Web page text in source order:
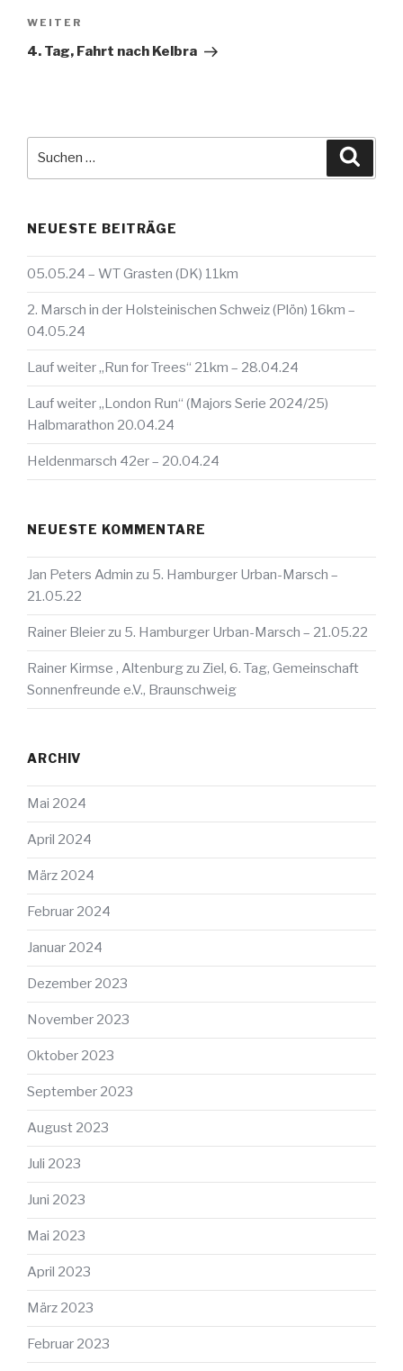
Nächster
Beitrag
WEITER
4. Tag, Fahrt nach Kelbra
NEUESTE BEITRÄGE
05.05.24 – WT Grasten (DK) 11km
2. Marsch in der Holsteinischen Schweiz (Plön) 16km –
04.05.24
Lauf weiter „Run for Trees“ 21km – 28.04.24
Lauf weiter „London Run“ (Majors Serie 2024/25)
Halbmarathon 20.04.24
Heldenmarsch 42er – 20.04.24
NEUESTE KOMMENTARE
Jan Peters Admin zu 5. Hamburger Urban-Marsch –
21.05.22
Rainer Bleierzu 5. Hamburger Urban-Marsch – 21.05.22
Rainer Kirmse , Altenburgzu Ziel, 6. Tag, Gemeinschaft
Sonnenfreunde e.V., Braunschweig
ARCHIV
Mai 2024
April 2024
März 2024
Februar 2024
Januar 2024
Dezember 2023
November 2023
Oktober 2023
September 2023
August 2023
Juli 2023
Juni 2023
Mai 2023
April 2023
März 2023
Februar 2023